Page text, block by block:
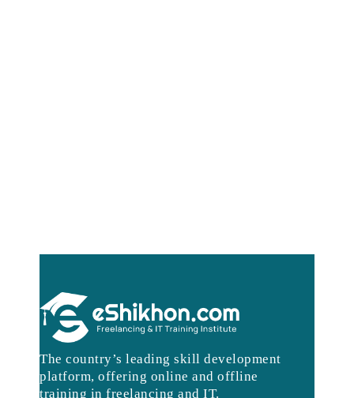
The country’s leading skill development
platform, offering online and offline
training in freelancing and IT.